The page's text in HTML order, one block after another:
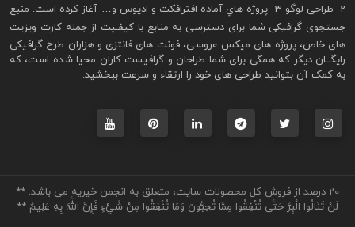
2- طراحی لوگو 3- پروژه هاي آماده افترافکت و اديوس و… آغاز کرده است. منبع
جستجوی گرافيکی شما برای دسترسی به منابع با کيفـيت از جملهکارت ويزيت
های خاص، پروژه های ميکس عروسی، فونت های فانتزی و هزاران طرح گرافیکی
رايگــان ديگر که همگی برای شما طراحان و گرافيست کاران محيا شده است، که
به کمک آن بتوانيد طراحی های خود را ارتقاء و سرعت ببخشيد.
20 درصد از فروش کل محصولات سایت، متعلق به انجمن خیریه می باشد. **
لَنْ تَنَالُوا الْبِرَّ حَتَّى تُنْفِقُوا مِمَّا تُحِبُّونَ وَمَا تُنْفِقُوا مِنْ شَيْءٍ فَإِنَّ اللَّهَ بِهِ عَلِيمٌ **